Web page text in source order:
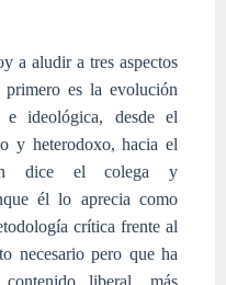
a aludir a tres aspectos
primero es la evolución
ideológica, desde el
y heterodoxo, hacia el
dice el colega y
él lo aprecia como
crítica frente al
necesario pero que ha
liberal, más